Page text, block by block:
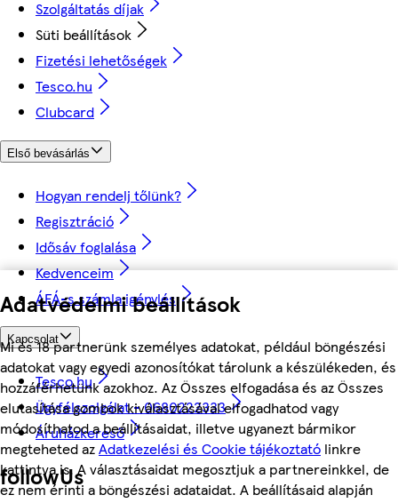
Adatvédelmi beállítások
Mi és 18 partnerünk személyes adatokat, például böngészési
adatokat vagy egyedi azonosítókat tárolunk a készülékeden, és
hozzáférhetünk azokhoz. Az Összes elfogadása és az Összes
elutasítása gombok kiválasztásával elfogadhatod vagy
módosíthatod a beállításaidat, illetve ugyanezt bármikor
megteheted azAdatkezelési és Cookie tájékoztató linkre
kattintva is. A választásaidat megosztjuk a partnereinkkel, de
ez nem érinti a böngészési adataidat. A beállításaid alapján
Szolgáltatás díjak
Süti beállítások
Fizetési lehetőségek
Tesco.hu
Clubcard
Első bevásárlás
Hogyan rendelj tőlünk?
Regisztráció
Idősáv foglalása
Kedvenceim
ÁFÁ-s számla igénylés
Kapcsolat
Tesco.hu
Ügyfélszolgálat - 0680222333
Áruházkereső
followUs